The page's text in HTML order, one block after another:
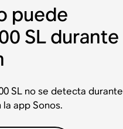
puede
SL durante
SL no se detecta durante
app Sonos.